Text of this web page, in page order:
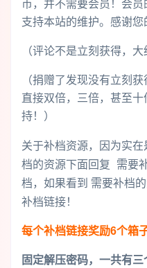
币，并不需要会员！会员
支持本站的维护。感谢您
（评论不是立刻获得，大
（捐赠了发现没有立刻
直接双倍，三倍，甚至
持！）
关于补档资源，因为实
档的资源下面回复 需要
档，如果看到 需要补档
补档链接！
每个补档链接奖励6个箱
固定解压密码，一共有三